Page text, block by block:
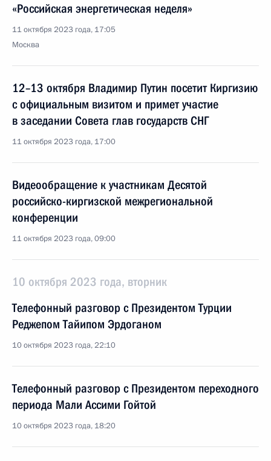
«Российская энергетическая неделя»
11 октября 2023 года, 17:05
Москва
12–13 октября Владимир Путин посетит Киргизию
с официальным визитом и примет участие
в заседании Совета глав государств СНГ
11 октября 2023 года, 17:00
Видеообращение к участникам Десятой
российско-киргизской межрегиональной
конференции
11 октября 2023 года, 09:00
10 октября 2023 года, вторник
Телефонный разговор с Президентом Турции
Реджепом Тайипом Эрдоганом
10 октября 2023 года, 22:10
Телефонный разговор с Президентом переходного
периода Мали Ассими Гойтой
10 октября 2023 года, 18:20